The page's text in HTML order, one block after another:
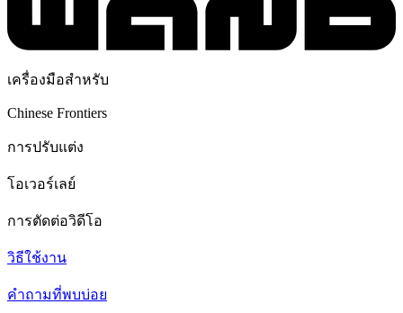
เครื่องมือสำหรับ
Chinese Frontiers
การปรับแต่ง
โอเวอร์เลย์
การตัดต่อวิดีโอ
วิธีใช้งาน
คำถามที่พบบ่อย